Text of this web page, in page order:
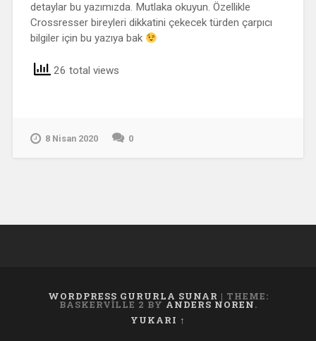
detaylar bu yazımızda. Mutlaka okuyun. Özellikle
Crossresser bireyleri dikkatini çekecek türden çarpıcı
bilgiler için bu yazıya bak
26 total views
8 Nisan 2020 0
WORDPRESS GURURLA SUNAR | THEME:
BASKERVILLE 2 BY ANDERS NOREN.
YUKARI ↑